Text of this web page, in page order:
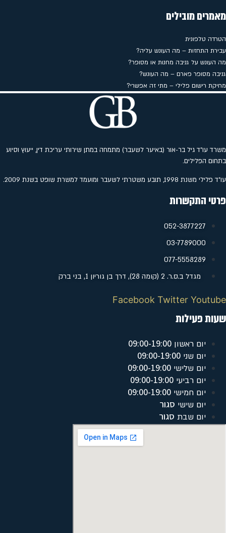
מאמרים מובילים
הטרדה טלפונית
עבירת התחזות – מה העונש עליה?
מה העונש על גניבה מחנות או מסופר?
גניבה מסופר פארם – מה העונש?
מחיקת רישום פלילי – מתי זה אפשרי?
משרד עו"ד גיל בר-אור (באיער לשעבר) מתמחה במתן שירותי עריכת דין, ייעוץ וסיוע
בתחום הפלילים.
עו"ד פלילי משנת 1998, תובע משטרתי לשעבר ומועמד למשרת שופט בשנת 2009.
פרטי התקשרות
052-3877227
‭03-7789000
077-5558289
מגדל ב.ס.ר. 2 (קומה 28), דרך בן גוריון 1, בני ברק
Facebook Twitter Youtube
שעות פעילות
יום ראשון 09:00-19:00
יום שני 09:00-19:00
יום שלישי 09:00-19:00
יום רביעי 09:00-19:00
יום חמישי 09:00-19:00
יום שישי סגור
יום שבת סגור